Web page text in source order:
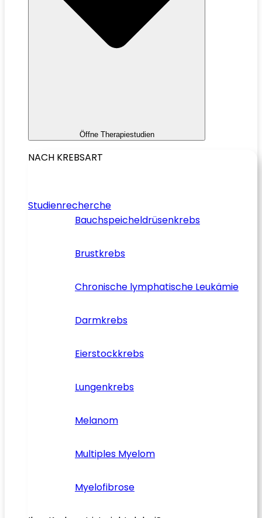
Öffne Therapiestudien
NACH KREBSART
Studienrecherche
Bauchspeicheldrüsenkrebs
Brustkrebs
Chronische lymphatische Leukämie
Darmkrebs
Eierstockkrebs
Lungenkrebs
Melanom
Multiples Myelom
Myelofibrose